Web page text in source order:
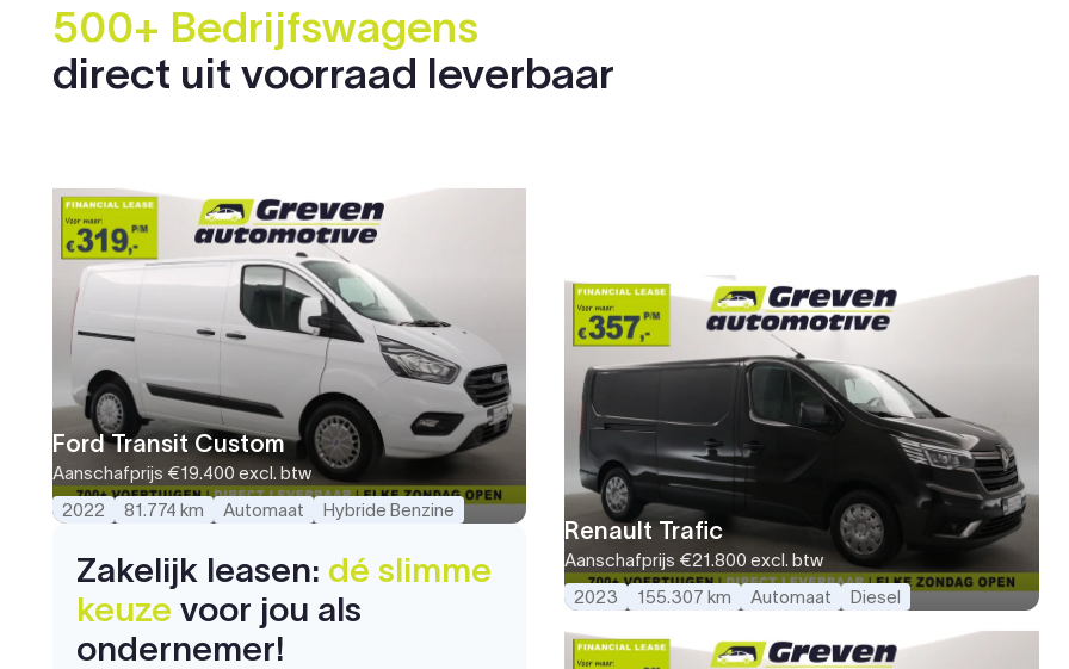
500+ Bedrijfswagens
direct uit voorraad leverbaar
Ford Transit Custom
Aanschafprijs €19.400 excl. btw
2022
81.774 km Automaat Hybride Benzine
Zakelijk leasen: dé slimme
keuze voor jou als
ondernemer!
Renault Trafic
Aanschafprijs €21.800 excl. btw
2023
155.307 km Automaat Diesel